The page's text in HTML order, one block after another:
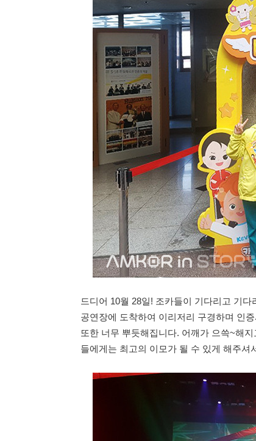
드디어 10월 28일! 조카들이 기다리고 기
공연장에 도착하여 이리저리 구경하며 인
또한 너무 뿌듯해집니다. 어깨가 으쓱~해
들에게는 최고의 이모가 될 수 있게 해주셔